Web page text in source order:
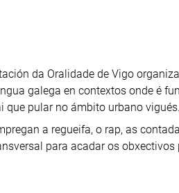
da Oralidade de Vigo
galega en contextos onde é
que pular no ámbito urbano vigués.
a regueifa, o rap, as
para acadar os